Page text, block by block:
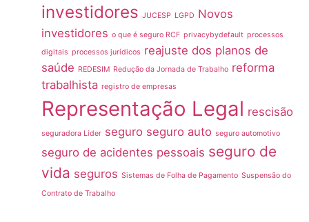
investidores JUCESP LGPD Novos
investidores o que é seguro RCF privacybydefault processos
digitais processos jurídicos reajuste dos planos de
saúde REDESIM Redução da Jornada de Trabalho reforma
trabalhista registro de empresas
Representação Legal rescisão
seguradora Líder seguro seguro auto seguro automotivo
seguro de acidentes pessoais seguro de
vida seguros Sistemas de Folha de Pagamento Suspensão do
Contrato de Trabalho